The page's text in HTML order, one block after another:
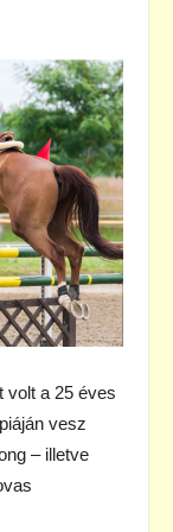
volt a 25 éves
vesz
– illetve